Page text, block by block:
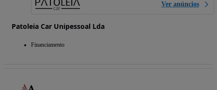
Ver anúncios
Patoleia Car Unipessoal Lda
Financiamento